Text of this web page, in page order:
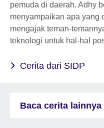
pemuda di daerah. Adhy
menyampaikan apa yang
mengajak teman-
teknologi untuk hal-hal
Cerita dari SIDP
Baca cerita lainnya